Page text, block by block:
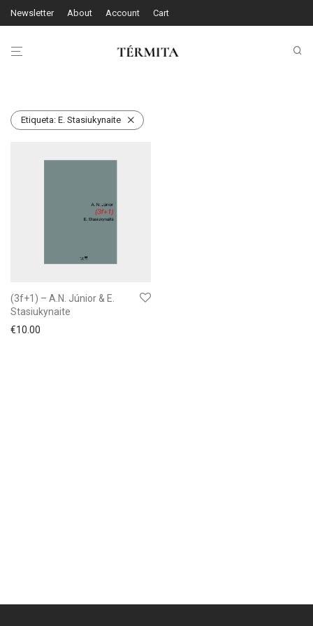
Newsletter About Account Cart
Etiqueta: E. Stasiukynaite
(3f+1) – A.N. Júnior & E.
Stasiukynaite
€10.00